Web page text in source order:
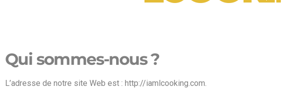
Qui sommes-nous ?
L’adresse de notre site Web est : http://iamlcooking.com.